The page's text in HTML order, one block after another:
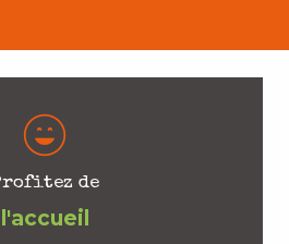
de
l'accueil